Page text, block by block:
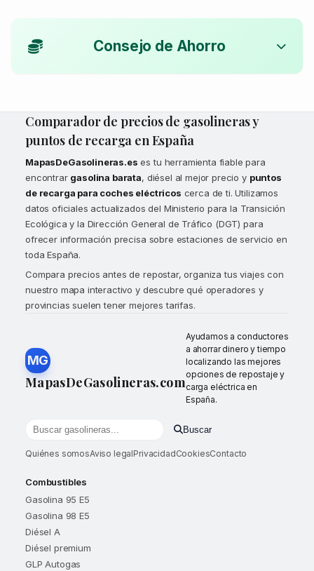
Consejo de Ahorro
Comparador de precios de gasolineras y
puntos de recarga en España
MapasDeGasolineras.es es tu herramienta fiable para
encontrar gasolina barata, diésel al mejor precio y puntos
de recarga para coches eléctricos cerca de ti. Utilizamos
datos oficiales actualizados del Ministerio para la Transición
Ecológica y la Dirección General de Tráfico (DGT) para
ofrecer información precisa sobre estaciones de servicio en
toda España.
Compara precios antes de repostar, organiza tus viajes con
nuestro mapa interactivo y descubre qué operadores y
provincias suelen tener mejores tarifas.
MG
MapasDeGasolineras.com
Ayudamos a conductores
a ahorrar dinero y tiempo
localizando las mejores
opciones de repostaje y
carga eléctrica en
España.
Buscar gasolineras por localidad o provincia
Buscar
Quiénes somosAviso legalPrivacidadCookiesContacto
Combustibles
Gasolina 95 E5
Gasolina 98 E5
Diésel A
Diésel premium
GLP Autogas